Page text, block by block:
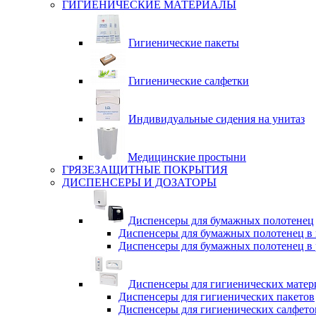
ГИГИЕНИЧЕСКИЕ МАТЕРИАЛЫ
Гигиенические пакеты
Гигиенические салфетки
Индивидуальные сидения на унитаз
Медицинские простыни
ГРЯЗЕЗАЩИТНЫЕ ПОКРЫТИЯ
ДИСПЕНСЕРЫ И ДОЗАТОРЫ
Диспенсеры для бумажных полотенец
Диспенсеры для бумажных полотенец в
Диспенсеры для бумажных полотенец в
Диспенсеры для гигиенических
Диспенсеры для гигиенических пакетов
Диспенсеры для гигиенических